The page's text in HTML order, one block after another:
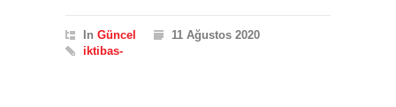
In Güncel
11 Ağustos 2020
iktibas-